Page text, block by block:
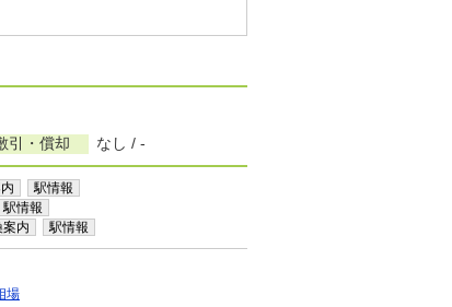
引・償却 なし / -
駅情報
駅情報
案内 駅情報
場